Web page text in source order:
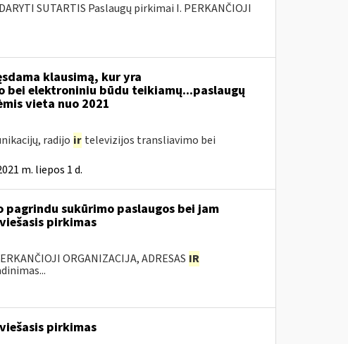
SUTARTIS Paslaugų pirkimai I. PERKANČIOJI
klausimą, kur yra
elektroniniu būdu teikiamų...paslaugų
vieta nuo 2021
radijo ir televizijos transliavimo bei
m. liepos 1 d.
sukūrimo paslaugos bei jam
pirkimas
ORGANIZACIJA, ADRESAS IR
pirkimas